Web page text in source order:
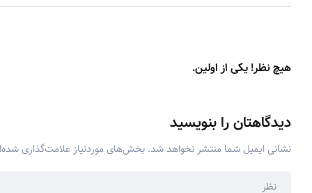
هیچ نظر! یکی از اولین.
دیدگاهتان را بنویسید
نشانی ایمیل شما منتشر نخواهد شد. بخش‌های موردنیاز علامت‌گذاری